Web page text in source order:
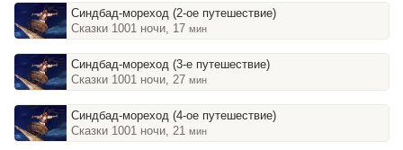
Синдбад-мореход (2-ое путешествие)
Сказки 1001 ночи, 17 мин
Синдбад-мореход (3-е путешествие)
Сказки 1001 ночи, 27 мин
Синдбад-мореход (4-ое путешествие)
Сказки 1001 ночи, 21 мин